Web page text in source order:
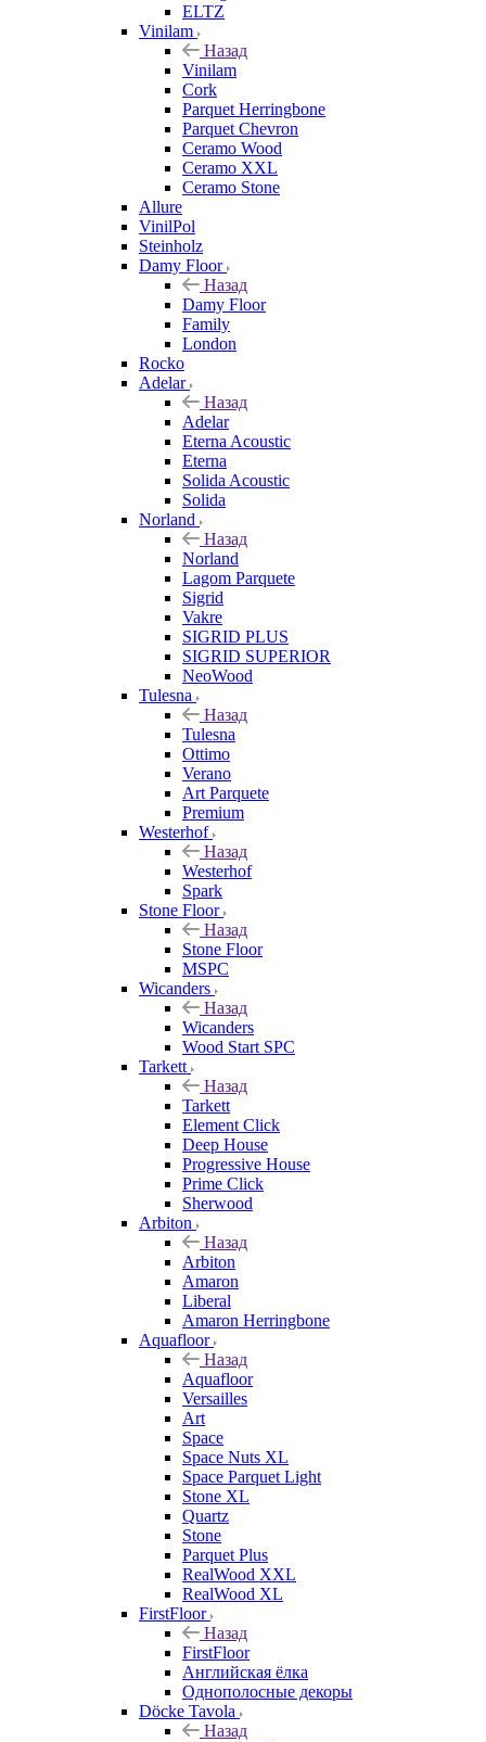
ELTZ
Vinilam
Назад
Vinilam
Cork
Parquet Herringbone
Parquet Chevron
Ceramo Wood
Ceramo XXL
Ceramo Stone
Allure
VinilPol
Steinholz
Damy Floor
Назад
Damy Floor
Family
London
Rocko
Adelar
Назад
Adelar
Eterna Acoustic
Eterna
Solida Acoustic
Solida
Norland
Назад
Norland
Lagom Parquete
Sigrid
Vakre
SIGRID PLUS
SIGRID SUPERIOR
NeoWood
Tulesna
Назад
Tulesna
Ottimo
Verano
Art Parquete
Premium
Westerhof
Назад
Westerhof
Spark
Stone Floor
Назад
Stone Floor
MSPC
Wicanders
Назад
Wicanders
Wood Start SPC
Tarkett
Назад
Tarkett
Element Click
Deep House
Progressive House
Prime Click
Sherwood
Arbiton
Назад
Arbiton
Amaron
Liberal
Amaron Herringbone
Aquafloor
Назад
Aquafloor
Versailles
Art
Space
Space Nuts XL
Space Parquet Light
Stone XL
Quartz
Stone
Parquet Plus
RealWood XXL
RealWood XL
FirstFloor
Назад
FirstFloor
Английская ёлка
Однополосные декоры
Döcke Tavola
Назад